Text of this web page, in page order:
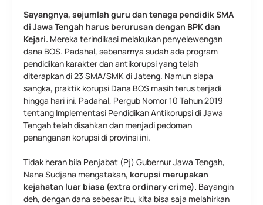
Sayangnya, sejumlah guru dan tenaga pendidik SMA
di Jawa Tengah harus berurusan dengan BPK dan
Kejari. Mereka terindikasi melakukan penyelewengan
dana BOS. Padahal, sebenarnya sudah ada program
pendidikan karakter dan antikorupsi yangtelah
diterapkan di 23 SMA/SMK di Jateng. Namun siapa
sangka, praktik korupsi Dana BOS masih terus terjadi
hingga hari ini. Padahal, Pergub Nomor 10 Tahun 2019
tentang Implementasi Pendidikan Antikorupsi di Jawa
Tengah telah disahkan dan menjadi pedoman
penanganan korupsi di provinsi ini.
Tidak heran bila Penjabat (Pj) Gubernur Jawa Tengah,
Nana Sudjana mengatakan, korupsi merupakan
kejahatan luar biasa (extra ordinary crime). Bayangin
deh, dengan dana sebesar itu, kita bisa saja melahirkan